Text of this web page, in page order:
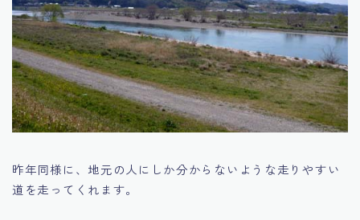
昨年同様に、地元の人にしか分からないような走りやすい
道を走ってくれます。